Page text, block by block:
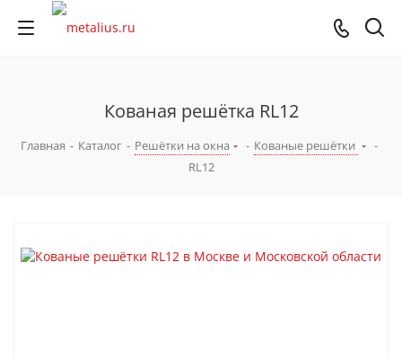
Кованая решётка RL12
Главная - Каталог - Решётки на окна - Кованые решётки
-
RL12